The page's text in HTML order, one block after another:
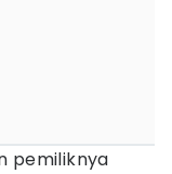
pemiliknya